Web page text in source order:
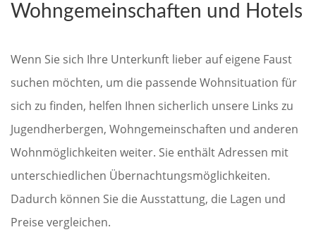
Wohngemeinschaften und Hotels
Wenn Sie sich Ihre Unterkunft lieber auf eigene Faust
suchen möchten, um die passende Wohnsituation für
sich zu finden, helfen Ihnen sicherlich unsere Links zu
Jugendherbergen, Wohngemeinschaften und anderen
Wohnmöglichkeiten weiter. Sie enthält Adressen mit
unterschiedlichen Übernachtungsmöglichkeiten.
Dadurch können Sie die Ausstattung, die Lagen und
Preise vergleichen.